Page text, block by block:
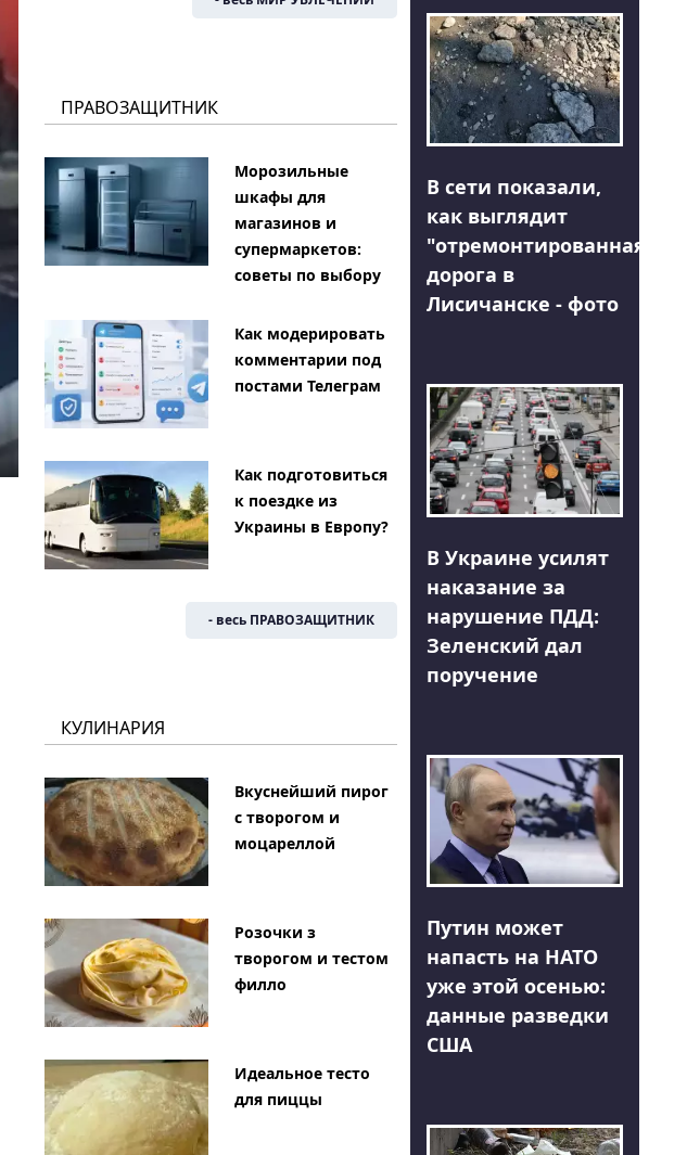
ПРАВОЗАЩИТНИК
Морозильные
шкафы для
магазинов и
супермаркетов:
советы по выбору
Как модерировать
комментарии под
постами Телеграм
Как подготовиться
к поездке из
Украины в Европу?
- весь ПРАВОЗАЩИТНИК
КУЛИНАРИЯ
Вкуснейший пирог
с творогом и
моцареллой
Розочки з
творогом и тестом
филло
Идеальное тесто
для пиццы
В сети показали,
как выглядит
"отремонтированная"
дорога в
Лисичанске - фото
В Украине усилят
наказание за
нарушение ПДД:
Зеленский дал
поручение
Путин может
напасть на НАТО
уже этой осенью:
данные разведки
США